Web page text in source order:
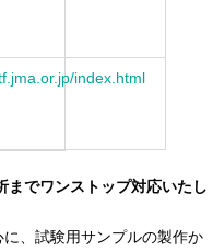
index.html
までワンストップ対応いたし
に、試験用サンプルの製作か